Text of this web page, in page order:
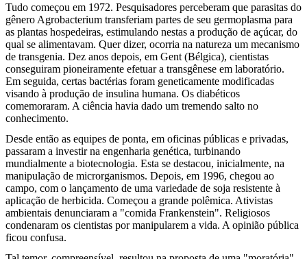
Tudo começou em 1972. Pesquisadores perceberam que parasitas do
gênero Agrobacterium transferiam partes de seu germoplasma para
as plantas hospedeiras, estimulando nestas a produção de açúcar, do
qual se alimentavam. Quer dizer, ocorria na natureza um mecanismo
de transgenia. Dez anos depois, em Gent (Bélgica), cientistas
conseguiram pioneiramente efetuar a transgênese em laboratório.
Em seguida, certas bactérias foram geneticamente modificadas
visando à produção de insulina humana. Os diabéticos
comemoraram. A ciência havia dado um tremendo salto no
conhecimento.
Desde então as equipes de ponta, em oficinas públicas e privadas,
passaram a investir na engenharia genética, turbinando
mundialmente a biotecnologia. Esta se destacou, inicialmente, na
manipulação de microrganismos. Depois, em 1996, chegou ao
campo, com o lançamento de uma variedade de soja resistente à
aplicação de herbicida. Começou a grande polêmica. Ativistas
ambientais denunciaram a "comida Frankenstein". Religiosos
condenaram os cientistas por manipularem a vida. A opinião pública
ficou confusa.